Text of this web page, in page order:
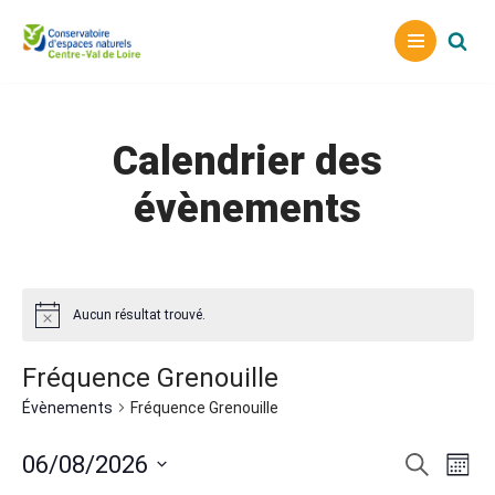
Aller
Calendrier des
évènements
Aucun résultat trouvé.
Fréquence Grenouille
Évènements Fréquence Grenouille
Recherche
Mois
06/08/2026